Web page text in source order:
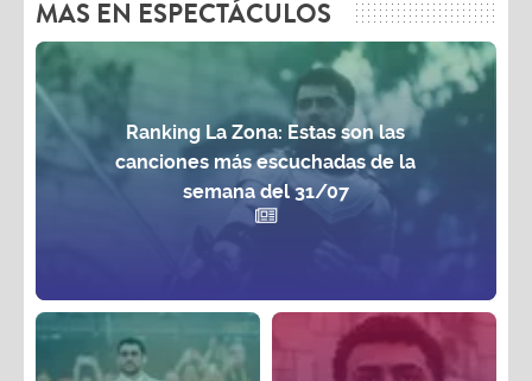
MAS EN ESPECTÁCULOS
Ranking La Zona: Estas son las
canciones más escuchadas de la
semana del 31/07